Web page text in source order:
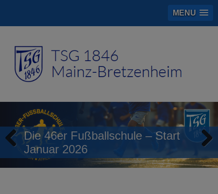
MENU
Die 46er Fußballschule – Start
Januar 2026
Previous